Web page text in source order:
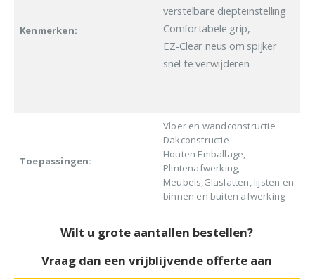
Kenmerken:
verstelbare diepteinstelling
Comfortabele grip,
EZ-Clear neus om spijker
snel te verwijderen
Toepassingen:
Vloer en wandconstructie
Dakconstructie
Houten Emballage,
Plintenafwerking,
Meubels,Glaslatten, lijsten en
binnen en buiten afwerking
Wilt u grote aantallen bestellen?
Vraag dan een vrijblijvende offerte aan